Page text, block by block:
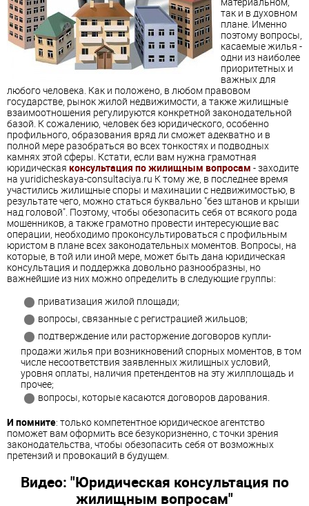
так и в духовном
плане. Именно
поэтому вопросы,
касаемые жилья -
одни из наиболее
приоритетных и
важных для
любого человека. Как и положено, в любом правовом
государстве, рынок жилой недвижимости, а также жилищные
взаимоотношения регулируются конкретной законодательной
базой. К сожалению, человек без юридического, особенно
профильного, образования вряд ли сможет адекватно и в
полной мере разобраться во всех тонкостях и подводных
камнях этой сферы. Кстати, если вам нужна грамотная
юридическая консультация по жилищным вопросам - заходите
на yuridicheskaya-consultaciya.ru К тому же, в последнее время
участились жилищные споры и махинации с недвижимостью, в
результате чего, можно статься буквально "без штанов и крыши
над головой". Поэтому, чтобы обезопасить себя от всякого рода
мошенников, а также грамотно провести интересующие вас
операции, необходимо проконсультироваться с профильным
юристом в плане всех законодательных моментов. Вопросы, на
которые, в той или иной мере, может быть дана юридическая
консультация и поддержка довольно разнообразны, но
важнейшие из них можно определить в следующие группы:
приватизация жилой площади;
вопросы, связанные с регистрацией жильцов;
подтверждение или расторжение договоров купли-
продажи жилья при возникновений спорных моментов, в том
числе несоответствия заявленных жилищных условий,
уровня оплаты, наличия претендентов на эту жилплощадь и
прочее;
вопросы, которые касаются договоров дарования.
И помните: только компетентное юридическое агентство
поможет вам оформить все безукоризненно, с точки зрения
законодательства, чтобы обезопасить себя от возможных
претензий и провокаций в будущем.
Видео: "Юридическая консультация по
жилищным вопросам"